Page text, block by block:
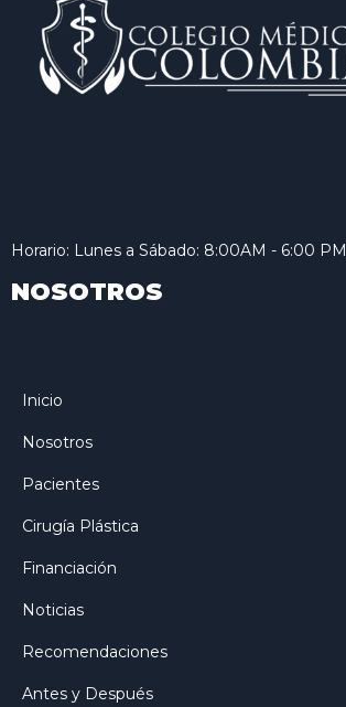
Horario: Lunes a Sábado: 8:00AM - 6:00 PM
NOSOTROS
Inicio
Nosotros
Pacientes
Cirugía Plástica
Financiación
Noticias
Recomendaciones
Antes y Después